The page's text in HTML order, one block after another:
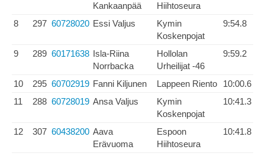
Kankaanpää
Hiihtoseura
8 297 60728020 Essi Valjus
Kymin
Koskenpojat
9:54.8
9 289 60171638 Isla-Riina
Norrbacka
Hollolan
Urheilijat -46
9:59.2
10 295 60702919 Fanni Kiljunen Lappeen Riento
10:00.6
11
288 60728019 Ansa Valjus
Kymin
Koskenpojat
10:41.3
12 307 60438200 Aava
Erävuoma
Espoon
Hiihtoseura
10:41.8